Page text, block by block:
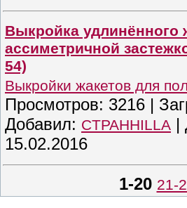
Выкройка удлинённого
ассиметричной
54)
Выкройки жакетов для
Просмотров: 3216 |
Добавил: CTPAHHILLA |
15.02.2016
1-20 21-